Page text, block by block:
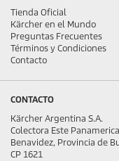
Tienda Oficial
Kärcher en el Mundo
Preguntas Frecuentes
Términos y Condiciones
Contacto
CONTACTO
Kärcher Argentina S.A.
Colectora Este
Benavidez, Provincia de
CP 1621